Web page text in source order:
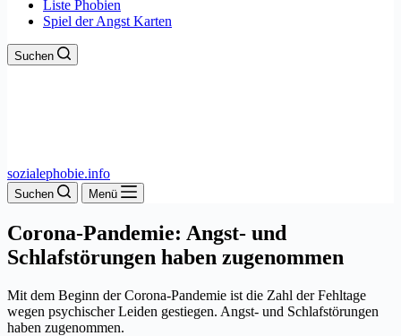
Liste Phobien
Spiel der Angst Karten
Suchen
sozialephobie.info
Suchen Menü
Corona-Pandemie: Angst- und
Schlafstörungen haben zugenommen
Mit dem Beginn der Corona-Pandemie ist die Zahl der Fehltage
wegen psychischer Leiden gestiegen. Angst- und Schlafstörungen
haben zugenommen.